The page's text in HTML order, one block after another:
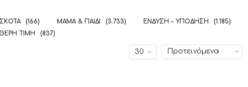
(166) ΜΑΜΆ & ΠΑΙΔΊ (3.733) ΈΝΔΥΣΗ – ΥΠΌΔΗΣΗ
(1.185)
ΤΙΜΉ (837)